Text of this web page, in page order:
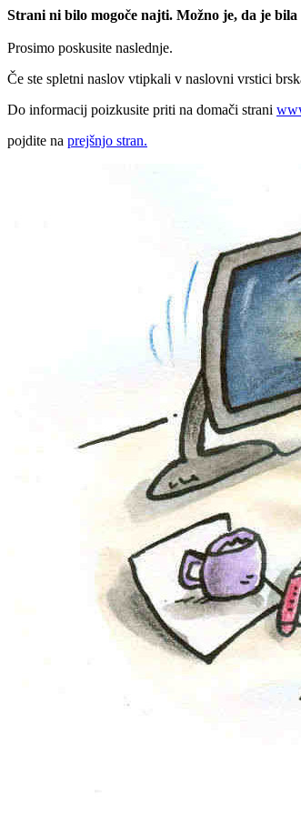
Strani ni bilo mogoče najti. Možno je, da je
Prosimo poskusite naslednje.
Če ste spletni naslov vtipkali v naslovni vrstici
Do informacij poizkusite priti na domači strani
pojdite na prejšnjo stran.